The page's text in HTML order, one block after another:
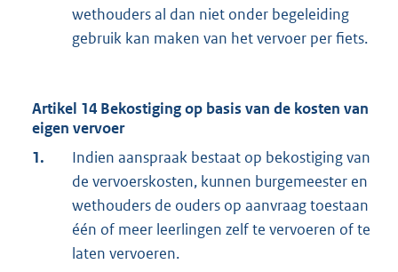
wethouders al dan niet onder begeleiding
gebruik kan maken van het vervoer per fiets.
Artikel 14 Bekostiging op basis van de kosten van
eigen vervoer
1.
Indien aanspraak bestaat op bekostiging van
de vervoerskosten, kunnen burgemeester en
wethouders de ouders op aanvraag toestaan
één of meer leerlingen zelf te vervoeren of te
laten vervoeren.